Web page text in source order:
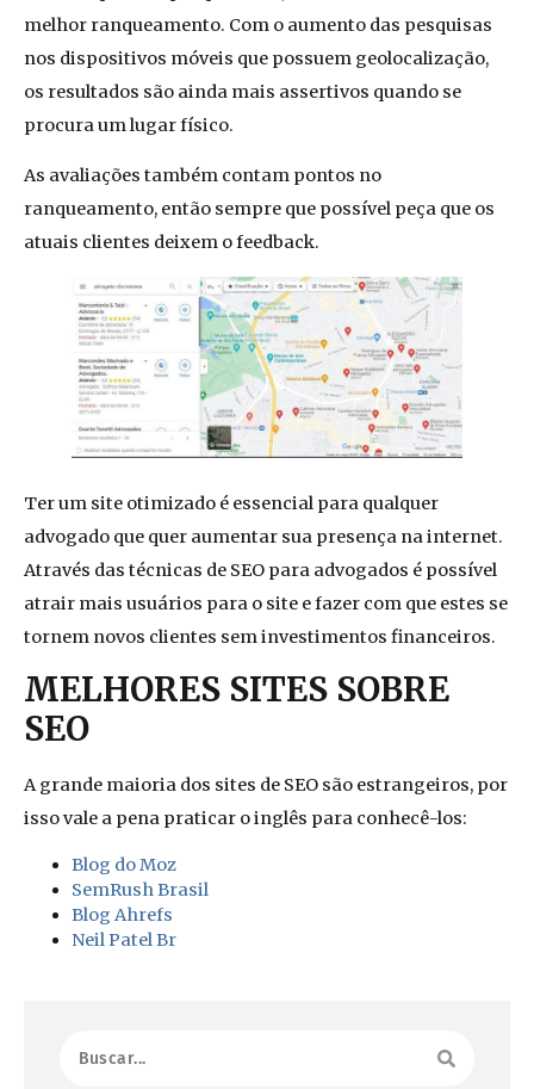
melhor ranqueamento. Com o aumento das pesquisas
nos dispositivos móveis que possuem geolocalização,
os resultados são ainda mais assertivos quando se
procura um lugar físico.
As avaliações também contam pontos no
ranqueamento, então sempre que possível peça que os
atuais clientes deixem o feedback.
Ter um site otimizado é essencial para qualquer
advogado que quer aumentar sua presença na internet.
Através das técnicas de SEO para advogados é possível
atrair mais usuários para o site e fazer com que estes se
tornem novos clientes sem investimentos financeiros.
MELHORES SITES SOBRE
SEO
A grande maioria dos sites de SEO são estrangeiros, por
isso vale a pena praticar o inglês para conhecê-los:
Blog do Moz
SemRush Brasil
Blog Ahrefs
Neil Patel Br